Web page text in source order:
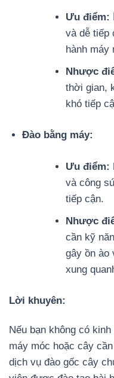
Ưu điểm:
và dễ tiếp
hành máy
Nhược
thời gian,
khó tiếp
Đào bằng máy:
Ưu điểm:
và công
tiếp cận.
Nhược
cần kỹ
gây ồn ào
xung
Lời khuyên:
Nếu bạn không có
máy móc hoặc cây
dịch vụ đào gốc cây